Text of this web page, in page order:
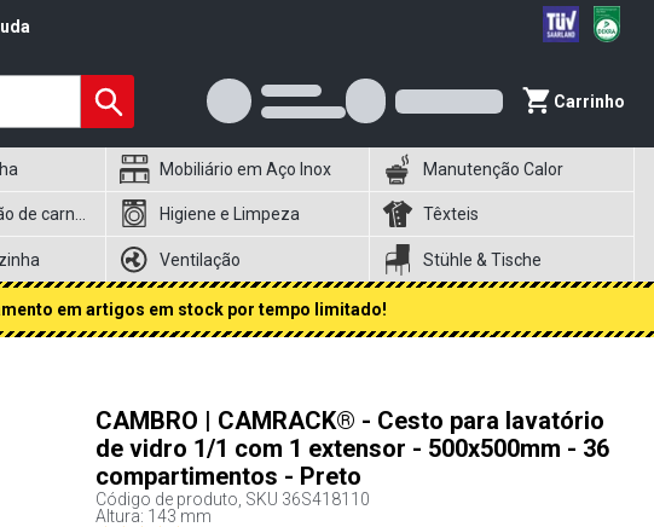
Carrinho
Mobiliário em Aço Inox Manutenção Calor
Higiene e Limpeza Têxteis
Ventilação Stühle & Tische
em artigos em stock por tempo limitado!
CAMBRO | CAMRACK® - Cesto para lavatório
de vidro 1/1 com 1 extensor - 500x500mm - 36
compartimentos - Preto
Código de produto, SKU 36S418110
Altura: 143 mm